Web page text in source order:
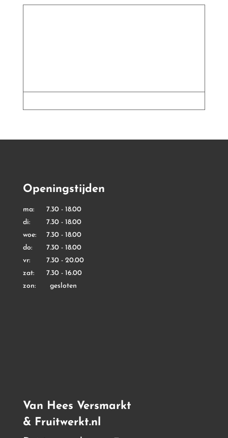
Openingstijden
ma: 7.30 - 18.00
di: 7.30 - 18.00
woe: 7.30 - 18.00
do: 7.30 - 18.00
vr: 7.30 - 20.00
zat: 7.30 - 16.00
zon: gesloten
Van Hees Versmarkt
& Fruitwerkt.nl